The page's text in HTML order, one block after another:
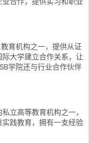
育机构之一，提供从证
大学建立合作关系，让
学院还与行业合作伙伴
立高等教育机构之一，
践教育，拥有一支经验